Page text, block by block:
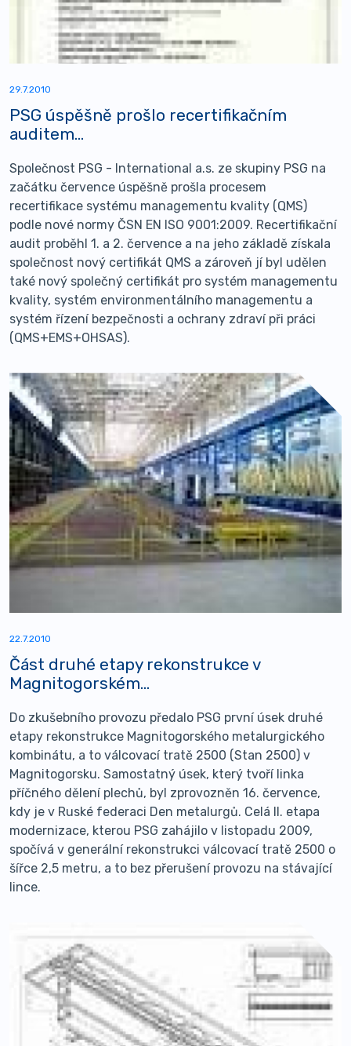
29.7.2010
PSG úspěšně prošlo recertifikačním
auditem...
Společnost PSG - International a.s. ze skupiny PSG na
začátku července úspěšně prošla procesem
recertifikace systému managementu kvality (QMS)
podle nové normy ČSN EN ISO 9001:2009. Recertifikační
audit proběhl 1. a 2. července a na jeho základě získala
společnost nový certifikát QMS a zároveň jí byl udělen
také nový společný certifikát pro systém managementu
kvality, systém environmentálního managementu a
systém řízení bezpečnosti a ochrany zdraví při práci
(QMS+EMS+OHSAS).
22.7.2010
Část druhé etapy rekonstrukce v
Magnitogorském...
Do zkušebního provozu předalo PSG první úsek druhé
etapy rekonstrukce Magnitogorského metalurgického
kombinátu, a to válcovací tratě 2500 (Stan 2500) v
Magnitogorsku. Samostatný úsek, který tvoří linka
příčného dělení plechů, byl zprovozněn 16. července,
kdy je v Ruské federaci Den metalurgů. Celá II. etapa
modernizace, kterou PSG zahájilo v listopadu 2009,
spočívá v generální rekonstrukci válcovací tratě 2500 o
šířce 2,5 metru, a to bez přerušení provozu na stávající
lince.